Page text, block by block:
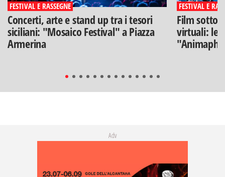
FESTIVAL E RASSEGNE
Concerti, arte e stand up tra i tesori
siciliani: "Mosaico Festival" a Piazza
Armerina
FESTIVAL E
Film sotto
virtuali: le
Adv